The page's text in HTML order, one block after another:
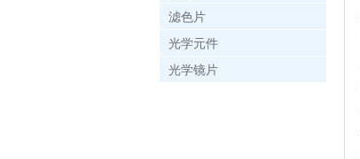
滤色片
光学元件
光学镜片